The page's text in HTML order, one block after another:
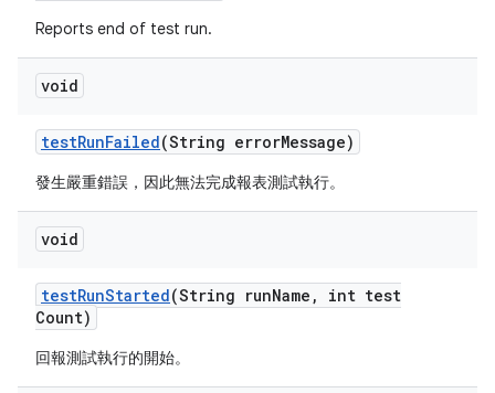
Reports end of test run.
void
testRunFailed(String errorMessage)
發生嚴重錯誤，因此無法完成報表測試執行。
void
testRunStarted(String runName ,
int test
Count)
回報測試執行的開始。